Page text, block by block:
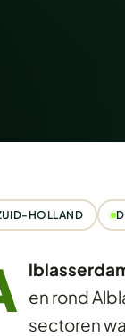
HOLLAND
en rond
sectoren